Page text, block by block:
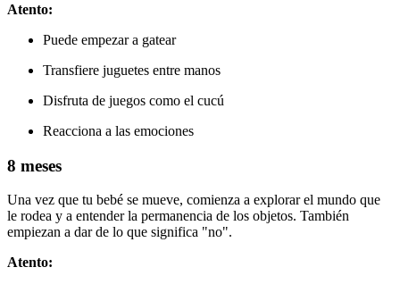
Atento:
Puede empezar a gatear
Transfiere juguetes entre manos
Disfruta de juegos como el cucú
Reacciona a las emociones
8 meses
Una vez que tu bebé se mueve, comienza a explorar el mundo que
le rodea y a entender la permanencia de los objetos. También
empiezan a dar de lo que significa "no".
Atento: